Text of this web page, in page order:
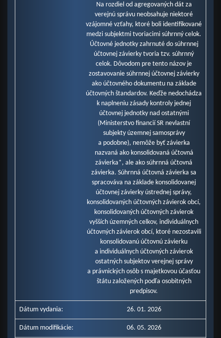
Dane a poplatky (mil. eur)Na rozdiel od agregovaných dát za
verejnú správu neobsahuje niektoré
vzájomné vzťahy, ktoré boli identifikované
medzi subjektmi tvoriacimi súhrnný celok.
Účtovné jednotky zahrnuté do súhrnnej
účtovnej závierky tvoria tzv. súhrnný
celok. Dôvodom pre tento názov je
zostavovanie súhrnnej účtovnej závierky
ako účtovného dokumentu na základe
účtovných štandardov. Keďže nedochádza
k naplneniu zásady kontroly jednej
účtovnej jednotky nad ostatnými
(Ministerstvo financií SR nevlastní
subjekty územnej samosprávy
a podobne), nemôže byť závierka
nazvaná ako konsolidovaná účtovná
závierka*, ale ako súhrnná účtovná
závierka. Súhrnná účtovná závierka sa
spracováva na základe konsolidovanej
účtovnej závierky ústrednej správy,
konsolidovaných účtovných závierok obcí,
konsolidovaných účtovných závierok
vyšších územných celkov, individuálnych
účtovných závierok obcí, ktoré nezostavili
konsolidovanú účtovnú závierku
a individuálnych účtovných závierok
ostatných subjektov verejnej správy
a právnických osôb s majetkovou účasťou
štátu založených podľa osobitných
predpisov.
Dátum vydania: 26. 01. 2026
Dátum modifikácie: 06. 05. 2026